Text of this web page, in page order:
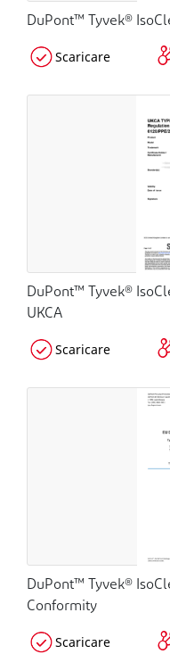
DuPont™ Tyvek®
Scaricare
DuPont™ Tyvek®
UKCA
Scaricare
DuPont™ Tyvek®
Conformity
Scaricare